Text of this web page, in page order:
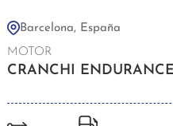
Barcelona, España
MOTOR
CRANCHI